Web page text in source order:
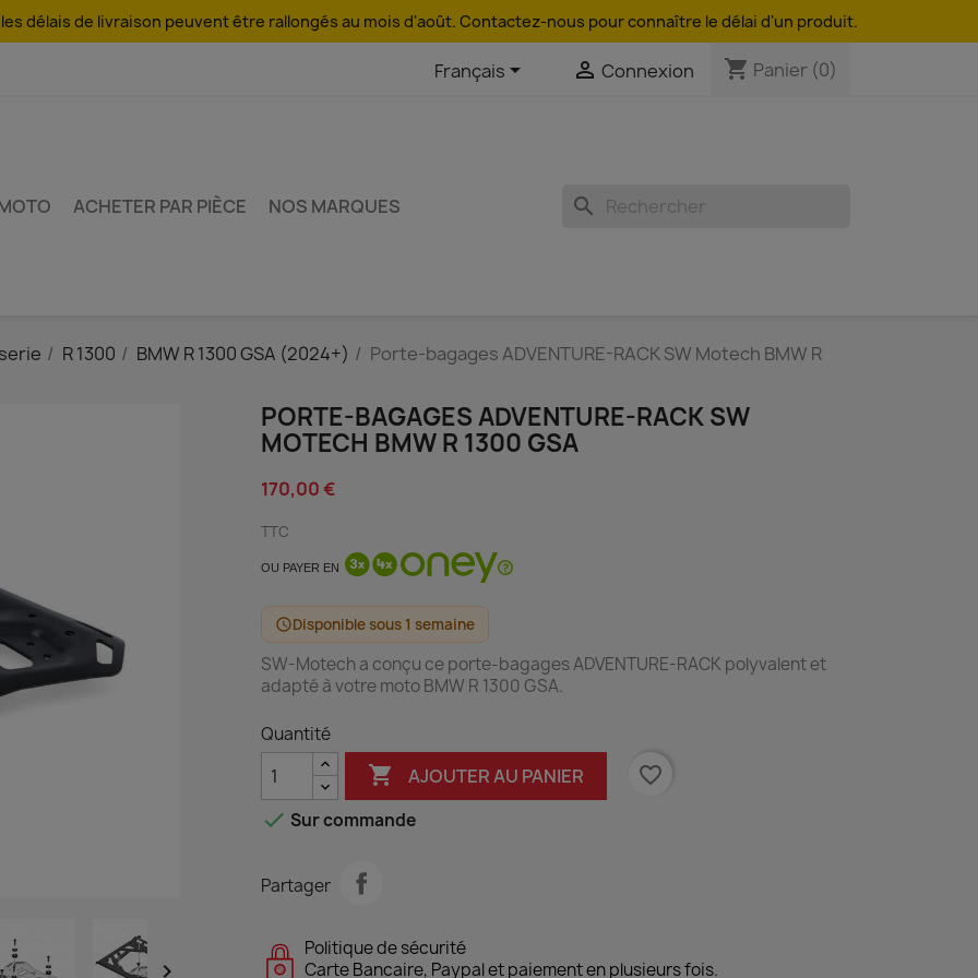
délais de livraison peuvent être rallongés au mois d'août. Contactez-nous pour connaître le délai d'un produit.
Français  Connexion shopping_cart Panier (0)
ACHETER PAR PIÈCE NOS MARQUES search
R 1300 BMW R 1300 GSA (2024+) Porte-bagages ADVENTURE-RACK SW Motech BMW R

PORTE-BAGAGES ADVENTURE-RACK SW
MOTECH BMW R 1300 GSA
170,00 €
TTC
OU PAYER EN
scheduleDisponible sous 1 semaine
SW-Motech a conçu ce porte-bagages ADVENTURE-RACK polyvalent et
adapté à votre moto BMW R 1300 GSA.
Quantité
 AJOUTER AU PANIER
favorite_border
 Sur commande
Partager
Politique de sécurité
Carte Bancaire, Paypal et paiement en plusieurs fois.